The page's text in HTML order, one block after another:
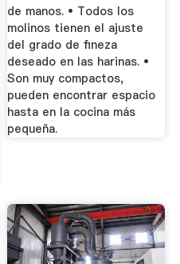
de manos. • Todos los
molinos tienen el ajuste
del grado de fineza
deseado en las harinas. •
Son muy compactos,
pueden encontrar espacio
hasta en la cocina más
pequeña.